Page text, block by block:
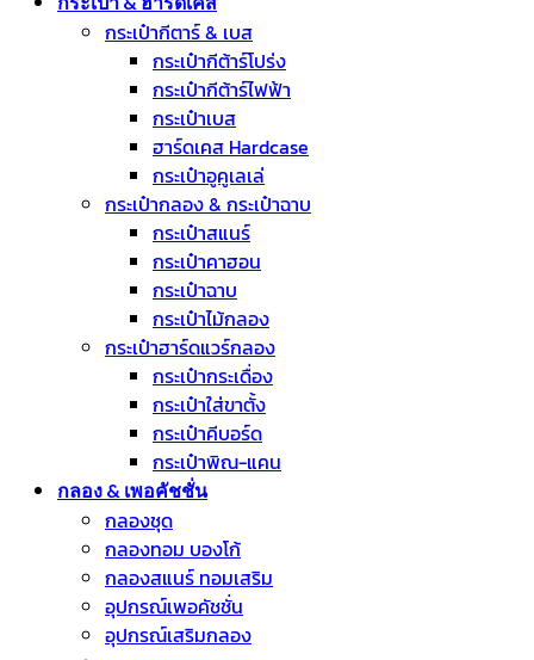
กระเป๋ากีตาร์ & เบส
กระเป๋ากีต้าร์โปร่ง
กระเป๋ากีต้าร์ไฟฟ้า
กระเป๋าเบส
ฮาร์ดเคส Hardcase
กระเป๋าอูคูเลเล่
กระเป๋ากลอง & กระเป๋าฉาบ
กระเป๋าสแนร์
กระเป๋าคาฮอน
กระเป๋าฉาบ
กระเป๋าไม้กลอง
กระเป๋าฮาร์ดแวร์กลอง
กระเป๋ากระเดื่อง
กระเป๋าใส่ขาตั้ง
กระเป๋าคีบอร์ด
กระเป๋าพิณ-แคน
กลอง & เพอคัชชั่น
กลองชุด
กลองทอม บองโก้
กลองสแนร์ ทอมเสริม
อุปกรณ์เพอคัชชั่น
อุปกรณ์เสริมกลอง